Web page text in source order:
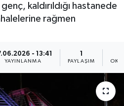
kaldırıldığı hastanede
rağmen
- 13:41
YAYINLANMA PAYLAŞIM